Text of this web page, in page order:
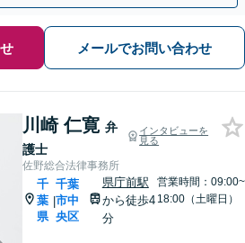
メールでお問い合わせ
川崎 仁寛 弁
護士
インタビューを
見る
佐野総合法律事務所
千
葉
県
|
千葉
市中
央区
県庁前駅
から徒歩4
分
営業時間：09:00~
18:00（土曜日）